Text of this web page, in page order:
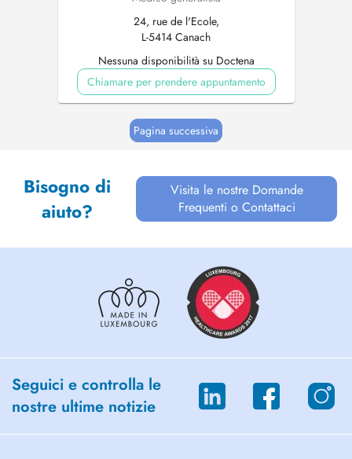
24, rue de l'Ecole,
L-5414 Canach
Nessuna disponibilità su Doctena
Chiamare per prendere appuntamento
Pagina successiva
Bisogno di
aiuto?
Visita le nostre Domande
Frequenti o Contattaci
Seguici e controlla le
nostre ultime notizie